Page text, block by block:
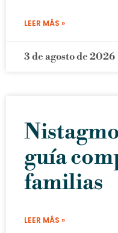
LEER MÁS »
3 de agosto de 2026
guía
familias
LEER MÁS »